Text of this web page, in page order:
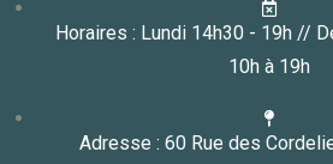
Horaires : Lundi 14h30 - 19h //
10h à 19h
Adresse : 60 Rue des